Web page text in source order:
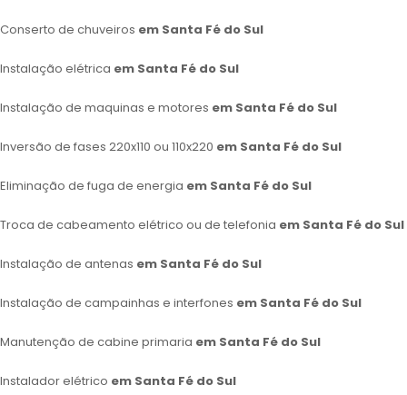
Conserto de chuveiros em Santa Fé do Sul
Instalação elétrica em Santa Fé do Sul
Instalação de maquinas e motores em Santa Fé do Sul
Inversão de fases 220x110 ou 110x220 em Santa Fé do Sul
Eliminação de fuga de energia em Santa Fé do Sul
Troca de cabeamento elétrico ou de telefonia em Santa Fé do Sul
Instalação de antenas em Santa Fé do Sul
Instalação de campainhas e interfones em Santa Fé do Sul
Manutenção de cabine primaria em Santa Fé do Sul
Instalador elétrico em Santa Fé do Sul